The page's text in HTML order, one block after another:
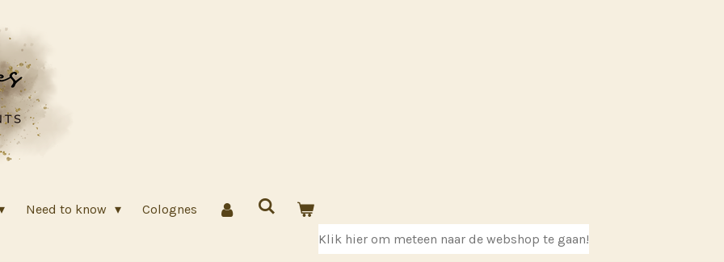
Need to know
Colognes
Klik hier om meteen naar de webshop te gaan!